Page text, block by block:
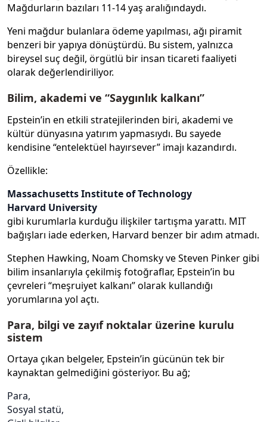
Mağdurların bazıları 11-14 yaş aralığındaydı.
Yeni mağdur bulanlara ödeme yapılması, ağı piramit
benzeri bir yapıya dönüştürdü. Bu sistem, yalnızca
bireysel suç değil, örgütlü bir insan ticareti faaliyeti
olarak değerlendiriliyor.
Bilim, akademi ve “Saygınlık kalkanı”
Epstein’in en etkili stratejilerinden biri, akademi ve
kültür dünyasına yatırım yapmasıydı. Bu sayede
kendisine “entelektüel hayırsever” imajı kazandırdı.
Özellikle:
Massachusetts Institute of Technology
Harvard University
gibi kurumlarla kurduğu ilişkiler tartışma yarattı. MIT
bağışları iade ederken, Harvard benzer bir adım atmadı.
Stephen Hawking, Noam Chomsky ve Steven Pinker gibi
bilim insanlarıyla çekilmiş fotoğraflar, Epstein’in bu
çevreleri “meşruiyet kalkanı” olarak kullandığı
yorumlarına yol açtı.
Para, bilgi ve zayıf noktalar üzerine kurulu
sistem
Ortaya çıkan belgeler, Epstein’in gücünün tek bir
kaynaktan gelmediğini gösteriyor. Bu ağ;
Para,
Sosyal statü,